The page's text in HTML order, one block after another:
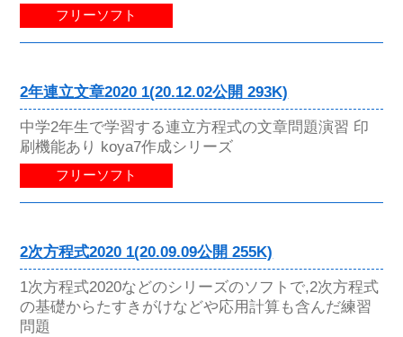
フリーソフト
2年連立文章2020 1(20.12.02公開 293K)
中学2年生で学習する連立方程式の文章問題演習 印
刷機能あり koya7作成シリーズ
フリーソフト
2次方程式2020 1(20.09.09公開 255K)
1次方程式2020などのシリーズのソフトで,2次方程式
の基礎からたすきがけなどや応用計算も含んだ練習
問題